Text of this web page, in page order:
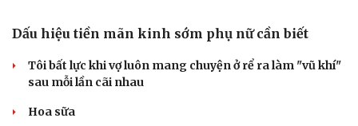
Dấu hiệu tiền mãn kinh sớm phụ nữ cần biết
Tôi bất lực khi vợ luôn mang chuyện ở rể ra làm "vũ khí"
sau mỗi lần cãi nhau
Hoa sữa